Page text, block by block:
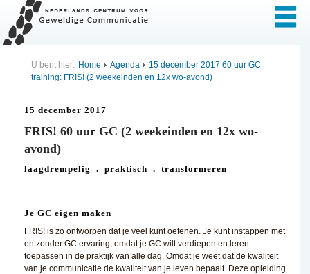
U bent hier: Home Agenda
15 december 2017 60 uur GC
training: FRIS! (2 weekeinden en 12x wo-avond)
15 december 2017
FRIS! 60 uur GC (2 weekeinden en 12x wo-
avond)
laagdrempelig . praktisch . transformeren
Je GC eigen maken
FRIS! is zo ontworpen dat je veel kunt oefenen. Je kunt instappen met
en zonder GC ervaring, omdat je GC wilt verdiepen en leren
toepassen in de praktijk van alle dag. Omdat je weet dat de kwaliteit
van je communicatie de kwaliteit van je leven bepaalt. Deze opleiding